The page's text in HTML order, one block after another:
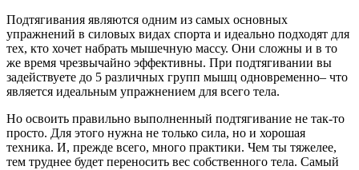
Подтягивания являются одним из самых основных
упражнений в силовых видах спорта и идеально подходят для
тех, кто хочет набрать мышечную массу. Они сложны и в то
же время чрезвычайно эффективны. При подтягивании вы
задействуете до 5 различных групп мышц одновременно– что
является идеальным упражнением для всего тела.
Но освоить правильно выполненный подтягивание не так-то
просто. Для этого нужна не только сила, но и хорошая
техника. И, прежде всего, много практики. Чем ты тяжелее,
тем труднее будет переносить вес собственного тела. Самый